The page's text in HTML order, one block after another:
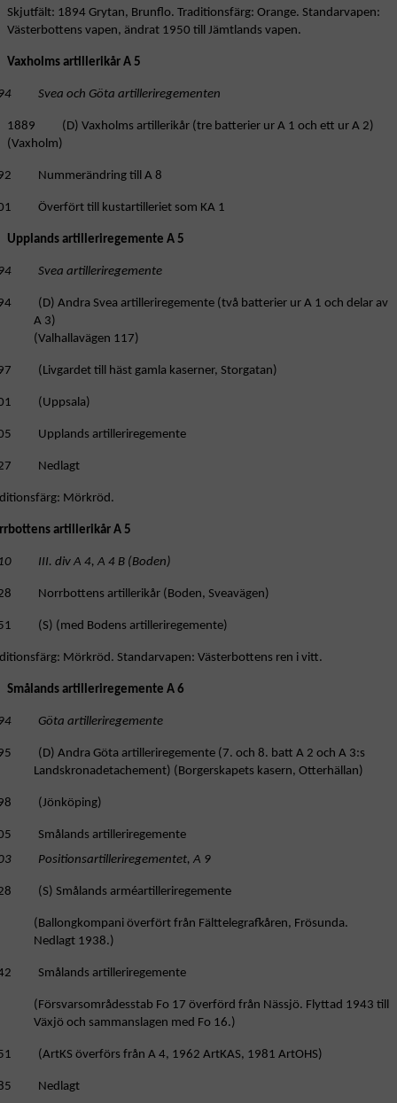
Skjutfält: 1894 Grytan, Brunflo. Traditionsfärg: Orange. Standarvapen:
Västerbottens vapen, ändrat 1950 till Jämtlands vapen.
Vaxholms artillerikår A 5
Svea och Göta artilleriregementen
1889 (D) Vaxholms artillerikår (tre batterier ur A 1 och ett ur A 2)
(Vaxholm)
Nummerändring till A 8
Överfört till kustartilleriet som KA 1
Upplands artilleriregemente A 5
Svea artilleriregemente
(D) Andra Svea artilleriregemente (två batterier ur A 1 och delar av
A 3)
(Valhallavägen 117)
(Livgardet till häst gamla kaserner, Storgatan)
(Uppsala)
Upplands artilleriregemente
Nedlagt
Mörkröd.
artillerikår A 5
III. div A 4, A 4 B (Boden)
Norrbottens artillerikår (Boden, Sveavägen)
(S) (med Bodens artilleriregemente)
Mörkröd. Standarvapen: Västerbottens ren i vitt.
Smålands artilleriregemente A 6
Göta artilleriregemente
(D) Andra Göta artilleriregemente (7. och 8. batt A 2 och A 3:s
Landskronadetachement) (Borgerskapets kasern, Otterhällan)
(Jönköping)
Smålands artilleriregemente
Positionsartilleriregementet, A 9
(S) Smålands arméartilleriregemente
överfört från Fälttelegrafkåren, Frösunda.
Nedlagt 1938.)
Smålands artilleriregemente
Fo 17 överförd från Nässjö. Flyttad 1943 till
Växjö och sammanslagen med Fo 16.)
(ArtKS överförs från A 4, 1962 ArtKAS, 1981 ArtOHS)
Nedlagt